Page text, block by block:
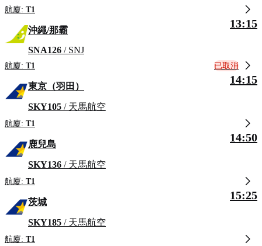
航廈: T1
沖繩/那霸
SNA126 / SNJ
航廈: T1
13:15
已取消
東京（羽田）
SKY105 / 天馬航空
航廈: T1
14:15
鹿兒島
SKY136 / 天馬航空
航廈: T1
14:50
茨城
SKY185 / 天馬航空
航廈: T1
15:25